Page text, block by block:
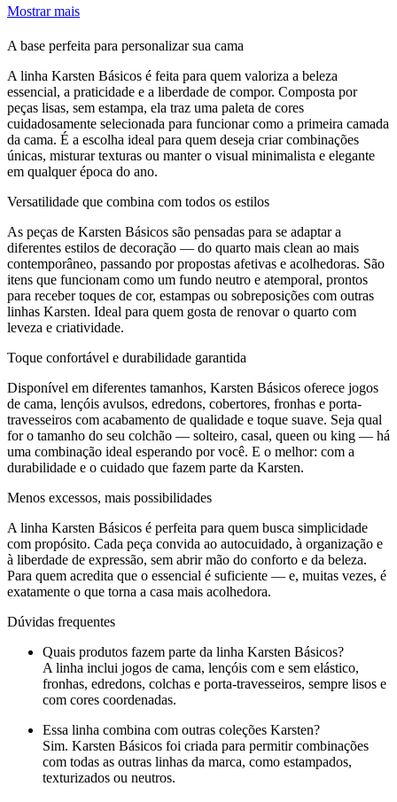
Mostrar mais
A base perfeita para personalizar sua cama
A linha Karsten Básicos é feita para quem valoriza a beleza
essencial, a praticidade e a liberdade de compor. Composta por
peças lisas, sem estampa, ela traz uma paleta de cores
cuidadosamente selecionada para funcionar como a primeira camada
da cama. É a escolha ideal para quem deseja criar combinações
únicas, misturar texturas ou manter o visual minimalista e elegante
em qualquer época do ano.
Versatilidade que combina com todos os estilos
As peças de Karsten Básicos são pensadas para se adaptar a
diferentes estilos de decoração — do quarto mais clean ao mais
contemporâneo, passando por propostas afetivas e acolhedoras. São
itens que funcionam como um fundo neutro e atemporal, prontos
para receber toques de cor, estampas ou sobreposições com outras
linhas Karsten. Ideal para quem gosta de renovar o quarto com
leveza e criatividade.
Toque confortável e durabilidade garantida
Disponível em diferentes tamanhos, Karsten Básicos oferece jogos
de cama, lençóis avulsos, edredons, cobertores, fronhas e porta-
travesseiros com acabamento de qualidade e toque suave. Seja qual
for o tamanho do seu colchão — solteiro, casal, queen ou king — há
uma combinação ideal esperando por você. E o melhor: com a
durabilidade e o cuidado que fazem parte da Karsten.
Menos excessos, mais possibilidades
A linha Karsten Básicos é perfeita para quem busca simplicidade
com propósito. Cada peça convida ao autocuidado, à organização e
à liberdade de expressão, sem abrir mão do conforto e da beleza.
Para quem acredita que o essencial é suficiente — e, muitas vezes, é
exatamente o que torna a casa mais acolhedora.
Dúvidas frequentes
Quais produtos fazem parte da linha Karsten Básicos?
A linha inclui jogos de cama, lençóis com e sem elástico,
fronhas, edredons, colchas e porta-travesseiros, sempre lisos e
com cores coordenadas.
Essa linha combina com outras coleções Karsten?
Sim. Karsten Básicos foi criada para permitir combinações
com todas as outras linhas da marca, como estampados,
texturizados ou neutros.